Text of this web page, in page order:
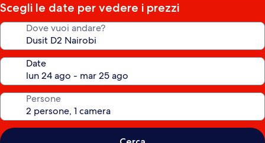
Scegli le date per vedere i prezzi
Dove vuoi andare?
Date
Persone